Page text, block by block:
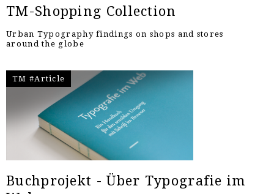
TM-Shopping Collection
Urban Typography findings on shops and stores
around the globe
TM #Article
Buchprojekt - Über Typografie im